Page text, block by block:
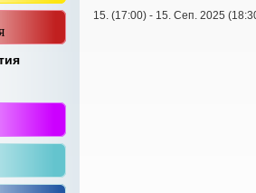
15. (17:00) - 15. Сеп. 2025